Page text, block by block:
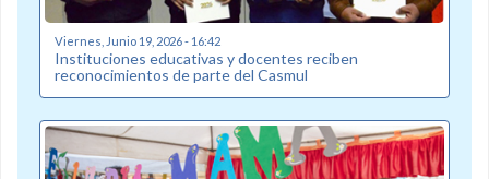
Viernes, Junio 19, 2026 - 16:42
Instituciones educativas y docentes reciben
reconocimientos de parte del Casmul